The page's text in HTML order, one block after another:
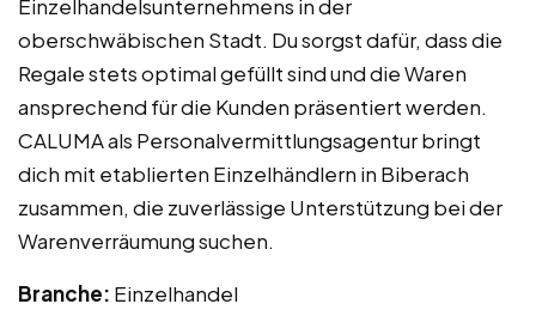
Einzelhandelsunternehmens in der
oberschwäbischen Stadt. Du sorgst dafür, dass die
Regale stets optimal gefüllt sind und die Waren
ansprechend für die Kunden präsentiert werden.
CALUMA als Personalvermittlungsagentur bringt
dich mit etablierten Einzelhändlern in Biberach
zusammen, die zuverlässige Unterstützung bei der
Warenverräumung suchen.
Branche: Einzelhandel